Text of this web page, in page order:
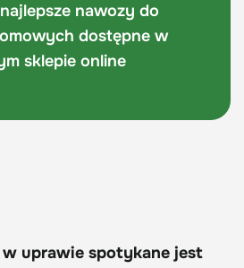
nawozy do
dostępne w
sklepie online
w uprawie spotykane jest